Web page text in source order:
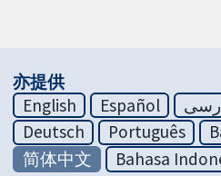
亦提供
English
Español
Deutsch
Português
简体中文
Bahasa